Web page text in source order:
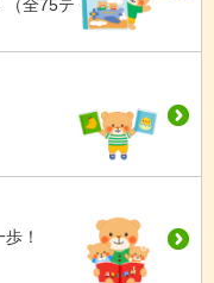
（全75テ
！